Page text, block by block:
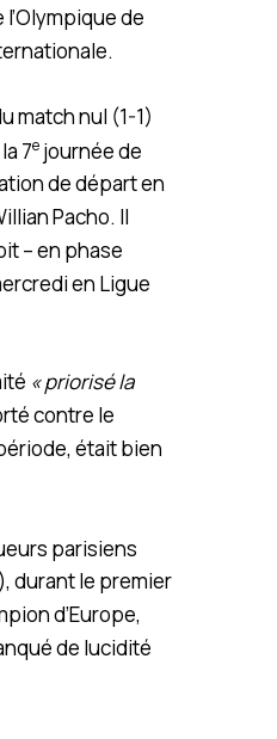
de
match nul (1-1)
7e journée de
de départ en
Pacho. Il
– en phase
en Ligue
« priorisé la
contre le
était bien
parisiens
durant le premier
d’Europe,
de lucidité